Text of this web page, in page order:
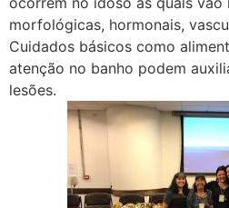
morfológicas, hormonais,
Cuidados básicos como
atenção no banho podem
lesões.